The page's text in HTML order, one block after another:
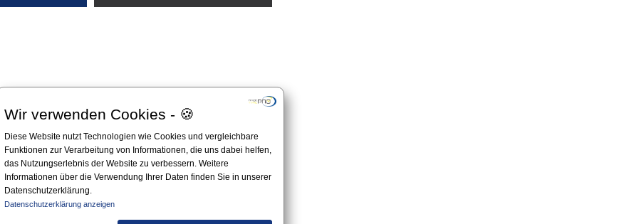
Wir verwenden Cookies - 🍪
Diese Website nutzt Technologien wie Cookies und vergleichbare
Funktionen zur Verarbeitung von Informationen, die uns dabei helfen,
das Nutzungserlebnis der Website zu verbessern. Weitere
Informationen über die Verwendung Ihrer Daten finden Sie in unserer
Datenschutzerklärung.
Datenschutzerklärung anzeigen